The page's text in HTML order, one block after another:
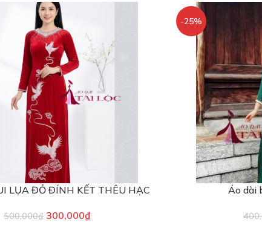
LỤA ĐỎ ĐÍNH KẾT THÊU HẠC
500,000₫ 300,000₫
-25%
Áo dài